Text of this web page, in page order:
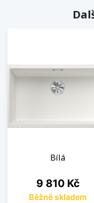
Bílá
Cena
9 810 Kč
Běžně skladem